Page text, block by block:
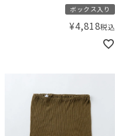
ボックス入り
¥4,818税込